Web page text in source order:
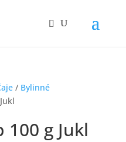
/ Bylinné
g Jukl